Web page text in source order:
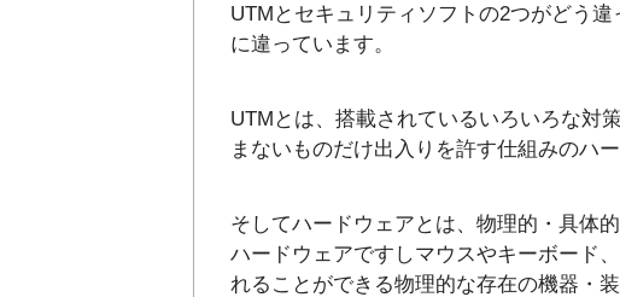
UTMとセキュリティソフトの2つがどう
に違っています。
UTMとは、搭載されているいろいろな対
まないものだけ出入りを許す仕組みのハー
そしてハードウェアとは、物理的・具体
ハードウェアですしマウスやキーボード
れることができる物理的な存在の機器・装